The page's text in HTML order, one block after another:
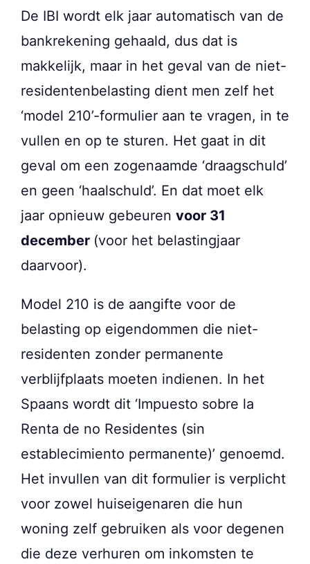
De IBI wordt elk jaar automatisch van de
bankrekening gehaald, dus dat is
makkelijk, maar in het geval van de niet-
residentenbelasting dient men zelf het
‘model 210’-formulier aan te vragen, in te
vullen en op te sturen. Het gaat in dit
geval om een zogenaamde ‘draagschuld’
en geen ‘haalschuld’. En dat moet elk
jaar opnieuw gebeuren voor 31
december (voor het belastingjaar
daarvoor).
Model 210 is de aangifte voor de
belasting op eigendommen die niet-
residenten zonder permanente
verblijfplaats moeten indienen. In het
Spaans wordt dit ‘Impuesto sobre la
Renta de no Residentes (sin
establecimiento permanente)’ genoemd.
Het invullen van dit formulier is verplicht
voor zowel huiseigenaren die hun
woning zelf gebruiken als voor degenen
die deze verhuren om inkomsten te